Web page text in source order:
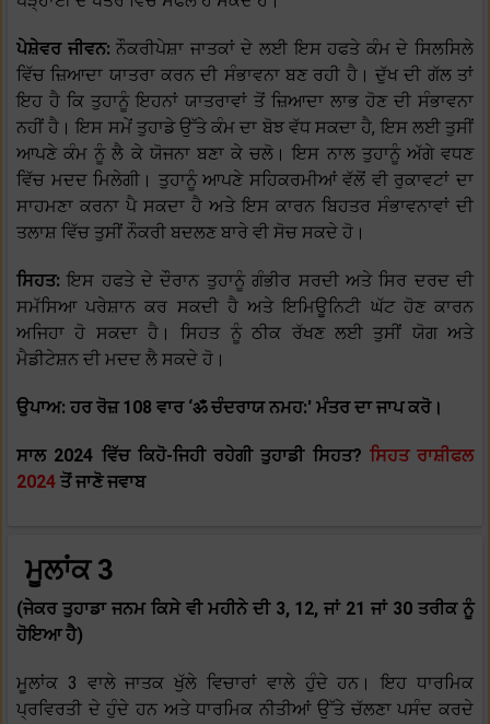
ਪੇਸ਼ੇਵਰ ਜੀਵਨ:ਨੌਕਰੀਪੇਸ਼ਾ ਜਾਤਕਾਂ ਦੇ ਲਈ ਇਸ ਹਫਤੇ ਕੰਮ ਦੇ ਸਿਲਸਿਲੇ
ਵਿੱਚ ਜ਼ਿਆਦਾ ਯਾਤਰਾ ਕਰਨ ਦੀ ਸੰਭਾਵਨਾ ਬਣ ਰਹੀ ਹੈ। ਦੁੱਖ ਦੀ ਗੱਲ ਤਾਂ
ਇਹ ਹੈ ਕਿ ਤੁਹਾਨੂੰ ਇਹਨਾਂ ਯਾਤਰਾਵਾਂ ਤੋਂ ਜ਼ਿਆਦਾ ਲਾਭ ਹੋਣ ਦੀ ਸੰਭਾਵਨਾ
ਨਹੀਂ ਹੈ। ਇਸ ਸਮੇਂ ਤੁਹਾਡੇ ਉੱਤੇ ਕੰਮ ਦਾ ਬੋਝ ਵੱਧ ਸਕਦਾ ਹੈ, ਇਸ ਲਈ ਤੁਸੀਂ
ਆਪਣੇ ਕੰਮ ਨੂੰ ਲੈ ਕੇ ਯੋਜਨਾ ਬਣਾ ਕੇ ਚਲੋ। ਇਸ ਨਾਲ ਤੁਹਾਨੂੰ ਅੱਗੇ ਵਧਣ
ਵਿੱਚ ਮਦਦ ਮਿਲੇਗੀ। ਤੁਹਾਨੂੰ ਆਪਣੇ ਸਹਿਕਰਮੀਆਂ ਵੱਲੋਂ ਵੀ ਰੁਕਾਵਟਾਂ ਦਾ
ਸਾਹਮਣਾ ਕਰਨਾ ਪੈ ਸਕਦਾ ਹੈ ਅਤੇ ਇਸ ਕਾਰਨ ਬਿਹਤਰ ਸੰਭਾਵਨਾਵਾਂ ਦੀ
ਤਲਾਸ਼ ਵਿੱਚ ਤੁਸੀਂ ਨੌਕਰੀ ਬਦਲਣ ਬਾਰੇ ਵੀ ਸੋਚ ਸਕਦੇ ਹੋ।
ਸਿਹਤ:ਇਸ ਹਫਤੇ ਦੇ ਦੌਰਾਨ ਤੁਹਾਨੂੰ ਗੰਭੀਰ ਸਰਦੀ ਅਤੇ ਸਿਰ ਦਰਦ ਦੀ
ਸਮੱਸਿਆ ਪਰੇਸ਼ਾਨ ਕਰ ਸਕਦੀ ਹੈ ਅਤੇ ਇਮਿਊਨਿਟੀ ਘੱਟ ਹੋਣ ਕਾਰਨ
ਅਜਿਹਾ ਹੋ ਸਕਦਾ ਹੈ। ਸਿਹਤ ਨੂੰ ਠੀਕ ਰੱਖਣ ਲਈ ਤੁਸੀਂ ਯੋਗ ਅਤੇ
ਮੈਡੀਟੇਸ਼ਨ ਦੀ ਮਦਦ ਲੈ ਸਕਦੇ ਹੋ।
ਉਪਾਅ: ਹਰ ਰੋਜ਼ 108 ਵਾਰ ‘ॐ ਚੰਦਰਾਯ ਨਮਹ:' ਮੰਤਰ ਦਾ ਜਾਪ ਕਰੋ।
ਸਾਲ 2024 ਵਿੱਚ ਕਿਹੋ-ਜਿਹੀ ਰਹੇਗੀ ਤੁਹਾਡੀ ਸਿਹਤ? ਸਿਹਤ ਰਾਸ਼ੀਫਲ
2024 ਤੋਂ ਜਾਣੋ ਜਵਾਬ
ਮੂਲਾਂਕ 3
(ਜੇਕਰ ਤੁਹਾਡਾ ਜਨਮ ਕਿਸੇ ਵੀ ਮਹੀਨੇ ਦੀ 3, 12, ਜਾਂ 21 ਜਾਂ 30 ਤਰੀਕ ਨੂੰ
ਹੋਇਆ ਹੈ)
ਮੂਲਾਂਕ 3 ਵਾਲੇ ਜਾਤਕ ਖੁੱਲੇ ਵਿਚਾਰਾਂ ਵਾਲੇ ਹੁੰਦੇ ਹਨ। ਇਹ ਧਾਰਮਿਕ
ਪ੍ਰਵਿਰਤੀ ਦੇ ਹੁੰਦੇ ਹਨ ਅਤੇ ਧਾਰਮਿਕ ਨੀਤੀਆਂ ਉੱਤੇ ਚੱਲਣਾ ਪਸੰਦ ਕਰਦੇ